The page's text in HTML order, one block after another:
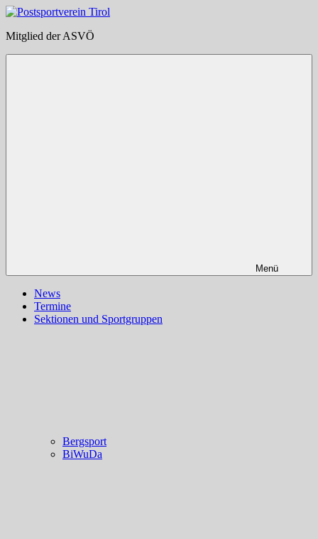
Zum
springen
Postsportverein
Mitglied der ASVÖ
Menü
News
Termine
Sektionen und Sportgruppen
Bergsport
BiWuDa